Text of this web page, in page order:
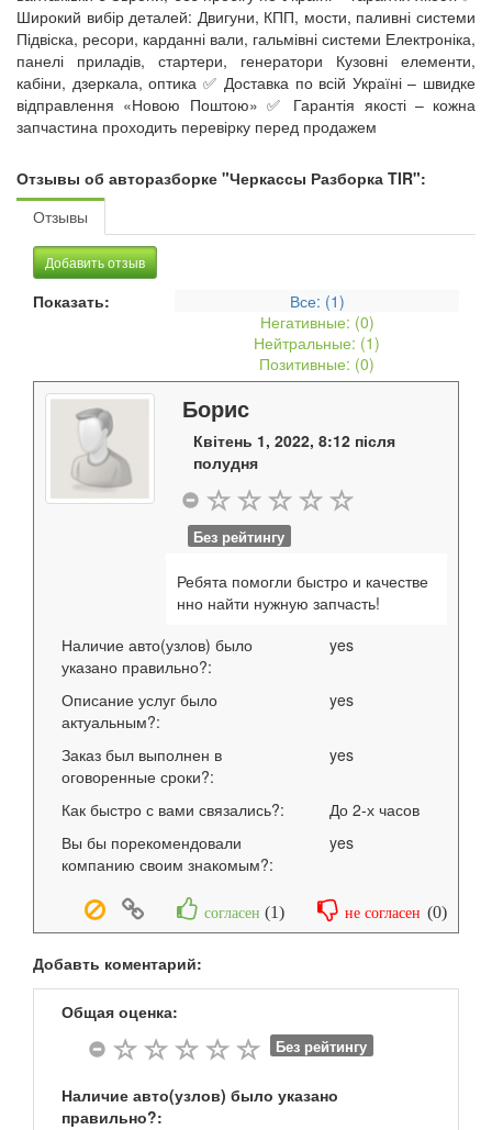
Широкий вибір деталей: Двигуни, КПП, мости, паливні системи
Підвіска, ресори, карданні вали, гальмівні системи Електроніка,
панелі приладів, стартери, генератори Кузовні елементи,
кабіни, дзеркала, оптика ✅ Доставка по всій Україні – швидке
відправлення «Новою Поштою» ✅ Гарантія якості – кожна
запчастина проходить перевірку перед продажем
Отзывы об авторазборке "Черкассы Разборка TIR":
Отзывы
Добавить отзыв
Показать: Все: (1)
Негативные: (0)
Нейтральные: (1)
Позитивные: (0)
Борис
Квітень 1, 2022, 8:12 після
полудня
Без рейтингу
Ребята помогли быстро и качестве
нно найти нужную запчасть!
Наличие авто(узлов) было
указано правильно?:
yes
Описание услуг было
актуальным?:
yes
Заказ был выполнен в
оговоренные сроки?:
yes
Как быстро с вами связались?:
До 2-х часов
Вы бы порекомендовали
компанию своим знакомым?:
yes
не согласен (0)
согласен (1)
Добавть коментарий:
Общая оценка:
Без рейтингу
Наличие авто(узлов) было указано
правильно?: